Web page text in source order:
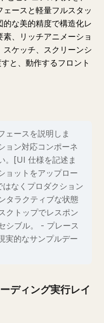
ースと軽量フルスタッ
な美的精度で構造化レ
、リッチアニメーショ
ケッチ、スクリーンシ
と、動作するフロント
ェースを説明しま
ョン対応コンポーネ
。[UI 仕様を記述ま
ョットをアップロー
なくプロダクション
タラクティブな状態
クトップでレスポン
シブル。 - プレース
実的なサンプルデー
ディング実行レイ